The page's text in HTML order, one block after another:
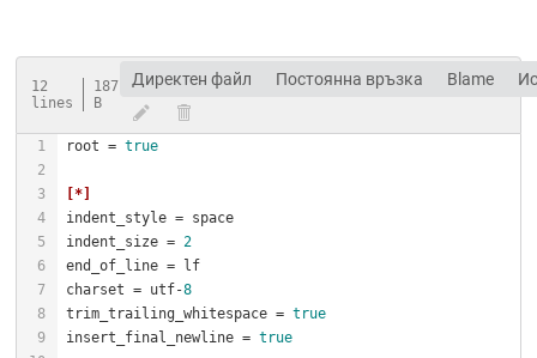
12
lines
187
B
Директен файл Постоянна връзка Blame
root = true
[*]
indent_style
indent_size = 2
end_of_line
charset = utf-8
trim_trailing_whitespace = true
insert_final_newline = true